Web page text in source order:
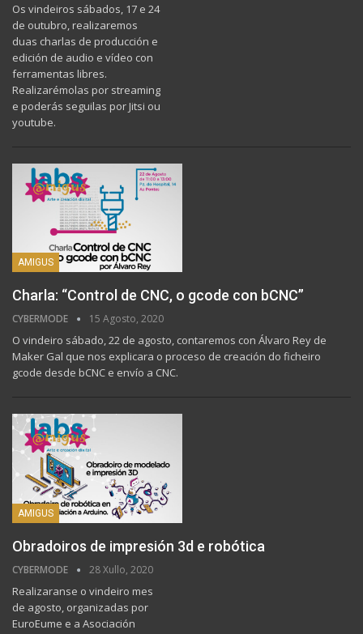
Os vindeiros sábados, 17 e 24
de outubro, realizaremos
duas charlas de producción e
edición de audio e vídeo con
ferramentas libres.
Realizarémolas por streaming
e poderás seguilas por Jitsi ou
youtube.
AMIGUS
Charla: “Control de CNC, o gcode con bCNC”
CYBERMODE 15 Agosto, 2020
O vindeiro sábado, 22 de agosto, contaremos con Álvaro Rey de
Maker Gal que nos explicara o proceso de creación do ficheiro
gcode desde bCNC e envío a CNC.
AMIGUS
Obradoiros de impresión 3d e robótica
CYBERMODE 28 Xullo, 2020
Realizaranse o vindeiro mes
de agosto, organizadas por
EuroEume e a Asociación